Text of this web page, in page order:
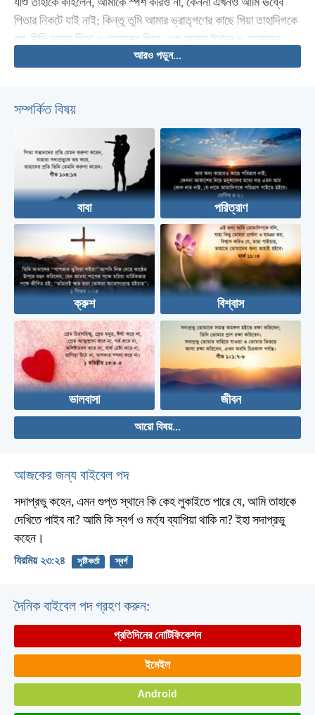
যীশু তাঁহাকে কহিলেন, আমাকে স্পর্শ করিও না, কেননা এখনও আমি ঊর্ধ্বে
পিতার নিকটে যাই নাই; কিন্তু তুমি আমার ভ্রাতৃগণের কাছে গিয়া তাহাদিগকে
বল, যিনি আমার পিতা ও তোমাদের পিতা, এবং আমার ঈশ্বর ও তোমাদের
ঈশ্বর, তাঁহার নিকটে আমি ঊর্ধ্বে যাইতেছি।
আরও পড়ুন...
সম্পর্কিত বিষয়
বাবা পরিত্রাণ
ক্রুশ বিশ্বাস
ভালবাসা জীবন
আরো বিষয়...
আজকের জন্য বাইবেল পদ
সদাপ্রভু কহেন, এমন গুপ্ত স্থানে কি কেহ লুকাইতে পারে যে, আমি তাহাকে
দেখিতে পাইব না? আমি কি স্বর্গ ও মর্ত্য ব্যাপিয়া থাকি না? ইহা সদাপ্রভু
কহেন।
যিরমিয় ২৩:২৪ সৃষ্টিকর্তা স্বর্গ
দৈনিক বাইবেল পদ গ্রহণ করুন:
প্রতিদিনের নোটিফিকেশন
ইমেইল
Android